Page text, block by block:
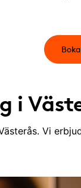
i
Vi